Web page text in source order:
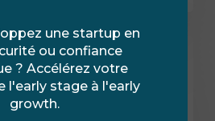
Cyber n’a jamais été
une entreprise n’a
une startup en
ou confiance
? Accélérez votre
l'early stage à l'early
growth.